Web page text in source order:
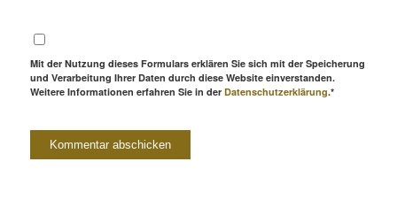
Mit der Nutzung dieses Formulars erklären Sie sich mit der Speicherung
und Verarbeitung Ihrer Daten durch diese Website einverstanden.
Weitere Informationen erfahren Sie in der Datenschutzerklärung.*